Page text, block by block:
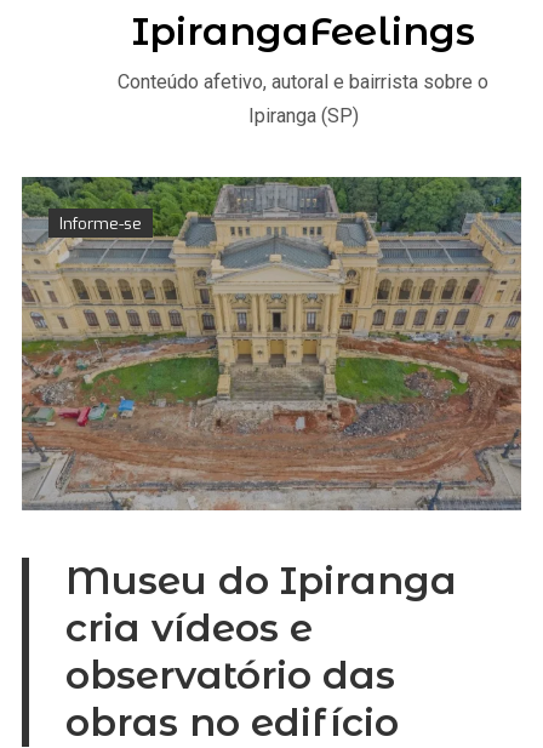
Informe-se
Museu do Ipiranga
cria vídeos e
observatório das
obras no edifício
IpirangaFeelings
Conteúdo afetivo, autoral e bairrista sobre o
Ipiranga (SP)